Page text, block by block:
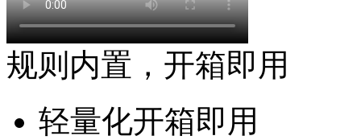
规则内置，开箱即用
轻量化开箱即用